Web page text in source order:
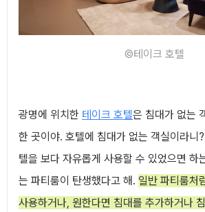
©테이크 호텔
광명에 위치한 테이크 호텔은 침대가 없는
한 곳이야. 호텔에 침대가 없는 객실이라니
텔을 보다 자유롭게 사용할 수 있었으면 하
는 파티룸이 탄생했다고 해. 일반 파티룸처
사용하거나, 원한다면 침대를 추가하거나